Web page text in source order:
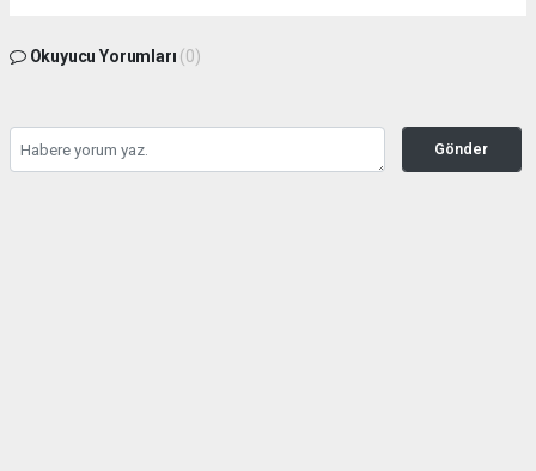
Okuyucu Yorumları (0)
Gönder